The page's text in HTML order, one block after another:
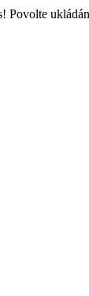
Povolte